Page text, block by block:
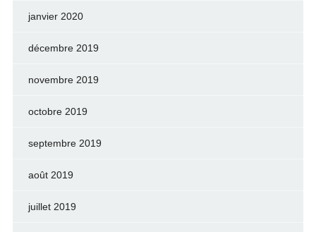
janvier 2020
décembre 2019
novembre 2019
octobre 2019
septembre 2019
août 2019
juillet 2019